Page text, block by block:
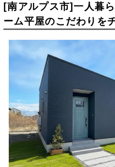
[南アルプス市]一人暮
ーム平屋のこだわりを